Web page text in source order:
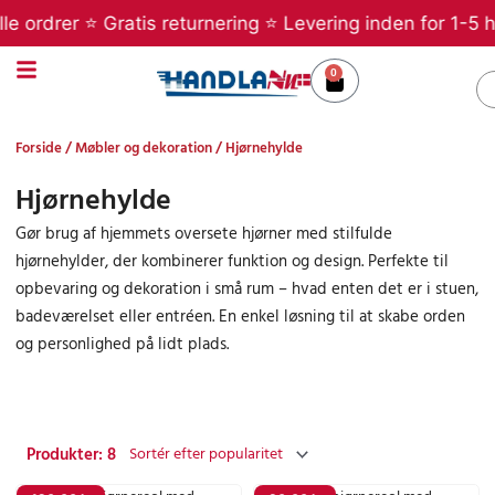
til
indholdet
⭐ Gratis returnering ⭐ Levering inden for 1-5
0
Kurv
Forside/Møbler og dekoration/ Hjørnehylde
Hjørnehylde
Gør brug af hjemmets oversete hjørner med stilfulde
hjørnehylder, der kombinerer funktion og design. Perfekte til
opbevaring og dekoration i små rum – hvad enten det er i stuen,
badeværelset eller entréen. En enkel løsning til at skabe orden
og personlighed på lidt plads.
Produkter: 8